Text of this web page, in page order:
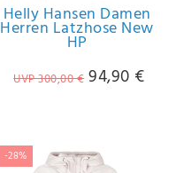
Helly Hansen Damen
Herren Latzhose New
HP
UVP 300,00 € 94,90 €
-28%